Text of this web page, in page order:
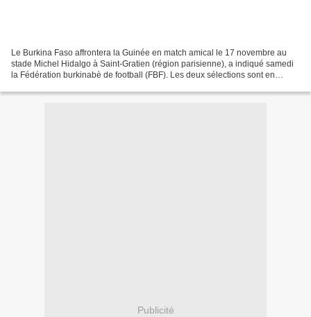
Le Burkina Faso affrontera la Guinée en match amical le 17 novembre au
stade Michel Hidalgo à Saint-Gratien (région parisienne), a indiqué samedi
la Fédération burkinabè de football (FBF). Les deux sélections sont en
Publicité